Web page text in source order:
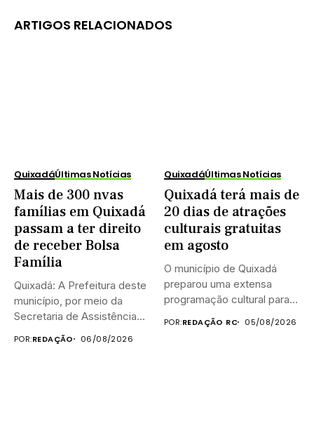
ARTIGOS RELACIONADOS
QuixadáÚltimas Notícias
Mais de 300 nvas
famílias em Quixadá
passam a ter direito
de receber Bolsa
Família
Quixadá: A Prefeitura deste
município, por meio da
Secretaria de Assistência
POR:REDAÇÃO 06/08/2026
QuixadáÚltimas Notícias
Quixadá terá mais de
20 dias de atrações
culturais gratuitas
em agosto
O município de Quixadá
preparou uma extensa
programação cultural para
POR:REDAÇÃO RC 05/08/2026